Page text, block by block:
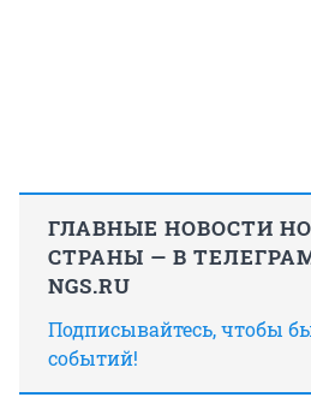
ГЛАВНЫЕ НОВОСТИ
СТРАНЫ — В
NGS.RU
Подписывайтесь, чтобы
событий!